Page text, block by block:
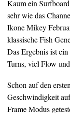
Kaum ein
sehr wie das
Ikone Mikey
klassische Fish
Das Ergebnis ist
Turns, viel Flow
Schon auf den
Geschwindigkeit
Frame Modus